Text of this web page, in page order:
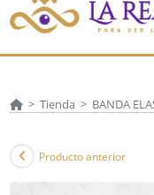
> Tienda > BANDA
Producto anterior